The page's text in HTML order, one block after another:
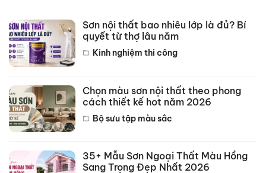
Sơn nội thất bao nhiêu lớp là đủ? Bí
quyết từ thợ lâu năm
Kinh nghiệm thi công
Chọn màu sơn nội thất theo phong
cách thiết kế hot năm 2026
Bộ sưu tập màu sắc
35+ Mẫu Sơn Ngoại Thất Màu Hồng
Sang Trọng Đẹp Nhất 2026